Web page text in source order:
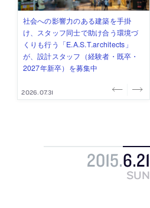
佐々木慧が主宰する「axonometric株
式会社」が、設計スタッフ（経験
者・既卒・2027年新卒）を募集中
2026.08.07
古民家を軸に全国で“価値循環の仕組
み”を作り、リモートワーク主体の働
き方を実践する「株式会社つぎと」
が、設計スタッフ（経験者・既卒）
を募集中
2026.08.03
リノベる株式会社が、設計パートナ
ー (業務委託) を募集中
2026.08.03
社会への影響力のある建築を手掛
け、スタッフ同士で助け合う環境づ
くりも行う「E.A.S.T.architects」
が、設計スタッフ（経験者・既卒・
2027年新卒）を募集中
2026.07.31
代官山を拠点に活動する「梅澤竜也 /
ALA INC.」が、設計スタッフ・アル
バイト・事務職を募集中
2026.07.30
2015.6.21
SUN